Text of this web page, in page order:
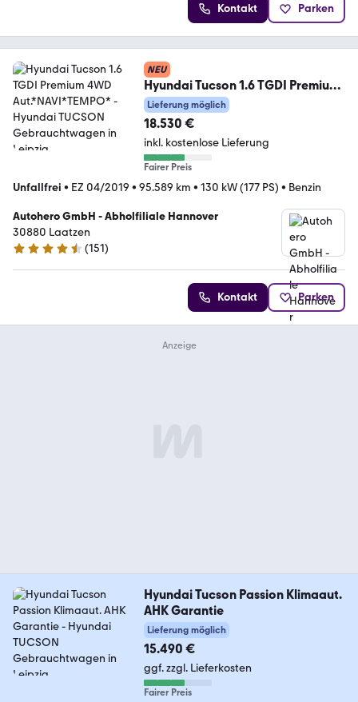
Kontakt Parken
NEU
Hyundai Tucson 1.6 TGDI Premium
4WD Aut.*NAVI*TEMPO*
Lieferung möglich
18.530 €
inkl. kostenlose Lieferung
Fairer Preis
Unfallfrei • EZ 04/2019 • 95.589 km • 130 kW (177 PS) • Benzin
Autohero GmbH - Abholfiliale Hannover
30880 Laatzen
4.7 Sterne
(151)
Kontakt Parken
Hyundai Tucson Passion Klimaaut.
AHK Garantie
Lieferung möglich
15.490 €
ggf. zzgl. Lieferkosten
Fairer Preis